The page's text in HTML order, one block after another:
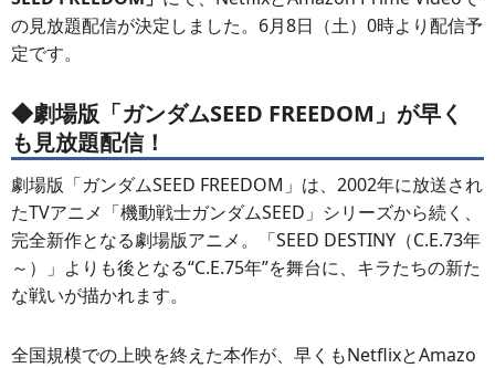
の見放題配信が決定しました。6月8日（土）0時より配信予
定です。
◆劇場版「ガンダムSEED FREEDOM」が早く
も見放題配信！
劇場版「ガンダムSEED FREEDOM」は、2002年に放送され
たTVアニメ「機動戦士ガンダムSEED」シリーズから続く、
完全新作となる劇場版アニメ。「SEED DESTINY（C.E.73年
～）」よりも後となる“C.E.75年”を舞台に、キラたちの新た
な戦いが描かれます。
全国規模での上映を終えた本作が、早くもNetflixとAmazo